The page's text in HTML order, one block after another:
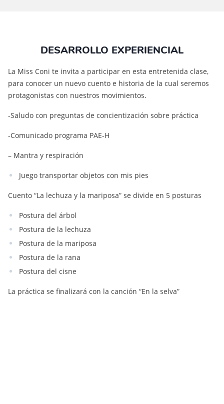
DESARROLLO EXPERIENCIAL
La Miss Coni te invita a participar en esta entretenida clase,
para conocer un nuevo cuento e historia de la cual seremos
protagonistas con nuestros movimientos.
-Saludo con preguntas de concientización sobre práctica
-Comunicado programa PAE-H
– Mantra y respiración
Juego transportar objetos con mis pies
Cuento “La lechuza y la mariposa” se divide en 5 posturas
Postura del árbol
Postura de la lechuza
Postura de la mariposa
Postura de la rana
Postura del cisne
La práctica se finalizará con la canción “En la selva”